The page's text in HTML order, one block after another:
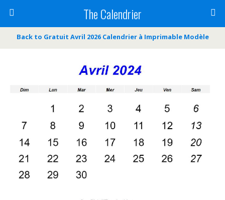
The Calendrier
Back to Gratuit Avril 2026 Calendrier à Imprimable Modèle